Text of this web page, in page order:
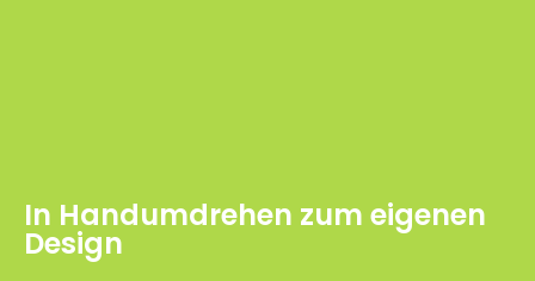
In Handumdrehen zum eigenen
Design